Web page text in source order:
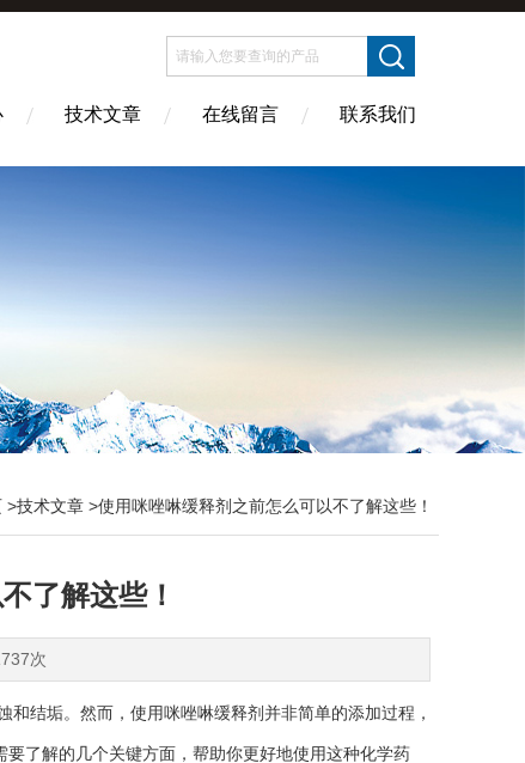
技术文章 在线留言 联系我们
>技术文章 >使用咪唑啉缓释剂之前怎么可以不了解这些！
了解这些！
次
结垢。然而，使用咪唑啉缓释剂并非简单的添加过程，
了解的几个关键方面，帮助你更好地使用这种化学药